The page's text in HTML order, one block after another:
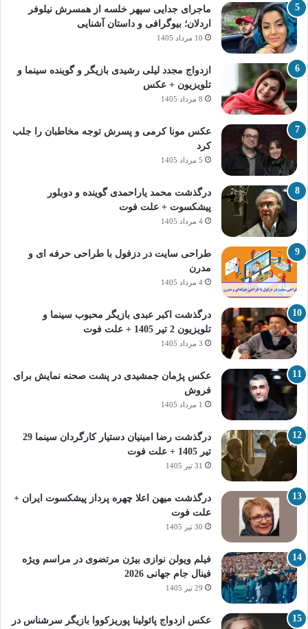
ماجرای جدایی سپهر خلسه از همسرش نیلوفر
اردلان؛ بیوگرافی و داستان آشنایی
10 مرداد 1405
ازدواج مجدد لیلی رشیدی بازیگر و گوینده سینما و
تلویزیون + عکس
8 مرداد 1405
عکس مونا کرمی و پسرش توجه مخاطبان را جلب
کرد
5 مرداد 1405
درگذشت محمد یاراحمدی گوینده و دوبلور
پیشکسوت + علت فوت
4 مرداد 1405
طراحی سایت در دزفول با طراحی حرفه‌ ای و
مدرن
4 مرداد 1405
درگذشت اکبر عبدی بازیگر محبوب سینما و
تلویزیون 2 تیر 1405 + علت فوت
3 مرداد 1405
عکس پژمان جمشیدی در پشت صحنه نمایش برای
فروش
1 مرداد 1405
درگذشت رضا امینیان دستیار کارگردان سینما 29
تیر 1405 + علت فوت
31 تیر 1405
درگذشت میهن اعلا چهره پرداز پیشکسوت ایران +
علت فوت
30 تیر 1405
فیلم ویولن نوازی بیژن مرتضوی در مراسم ویژه
فینال جام جهانی 2026
29 تیر 1405
عکس ازدواج پائولینا پوریزکووا بازیگر سرشناس در